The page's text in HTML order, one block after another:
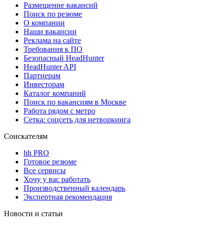
Размещение вакансий
Поиск по резюме
О компании
Наши вакансии
Реклама на сайте
Требования к ПО
Безопасный HeadHunter
HeadHunter API
Партнерам
Инвесторам
Каталог компаний
Поиск по вакансиям в Москве
Работа рядом с метро
Сетка: соцсеть для нетворкинга
Соискателям
hh PRO
Готовое резюме
Все сервисы
Хочу у вас работать
Производственный календарь
Экспертная рекомендация
Новости и статьи